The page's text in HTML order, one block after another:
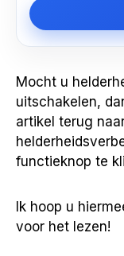
Mocht u
uitschakelen,
artikel terug
functieknop te
Ik hoop u
voor het lezen!